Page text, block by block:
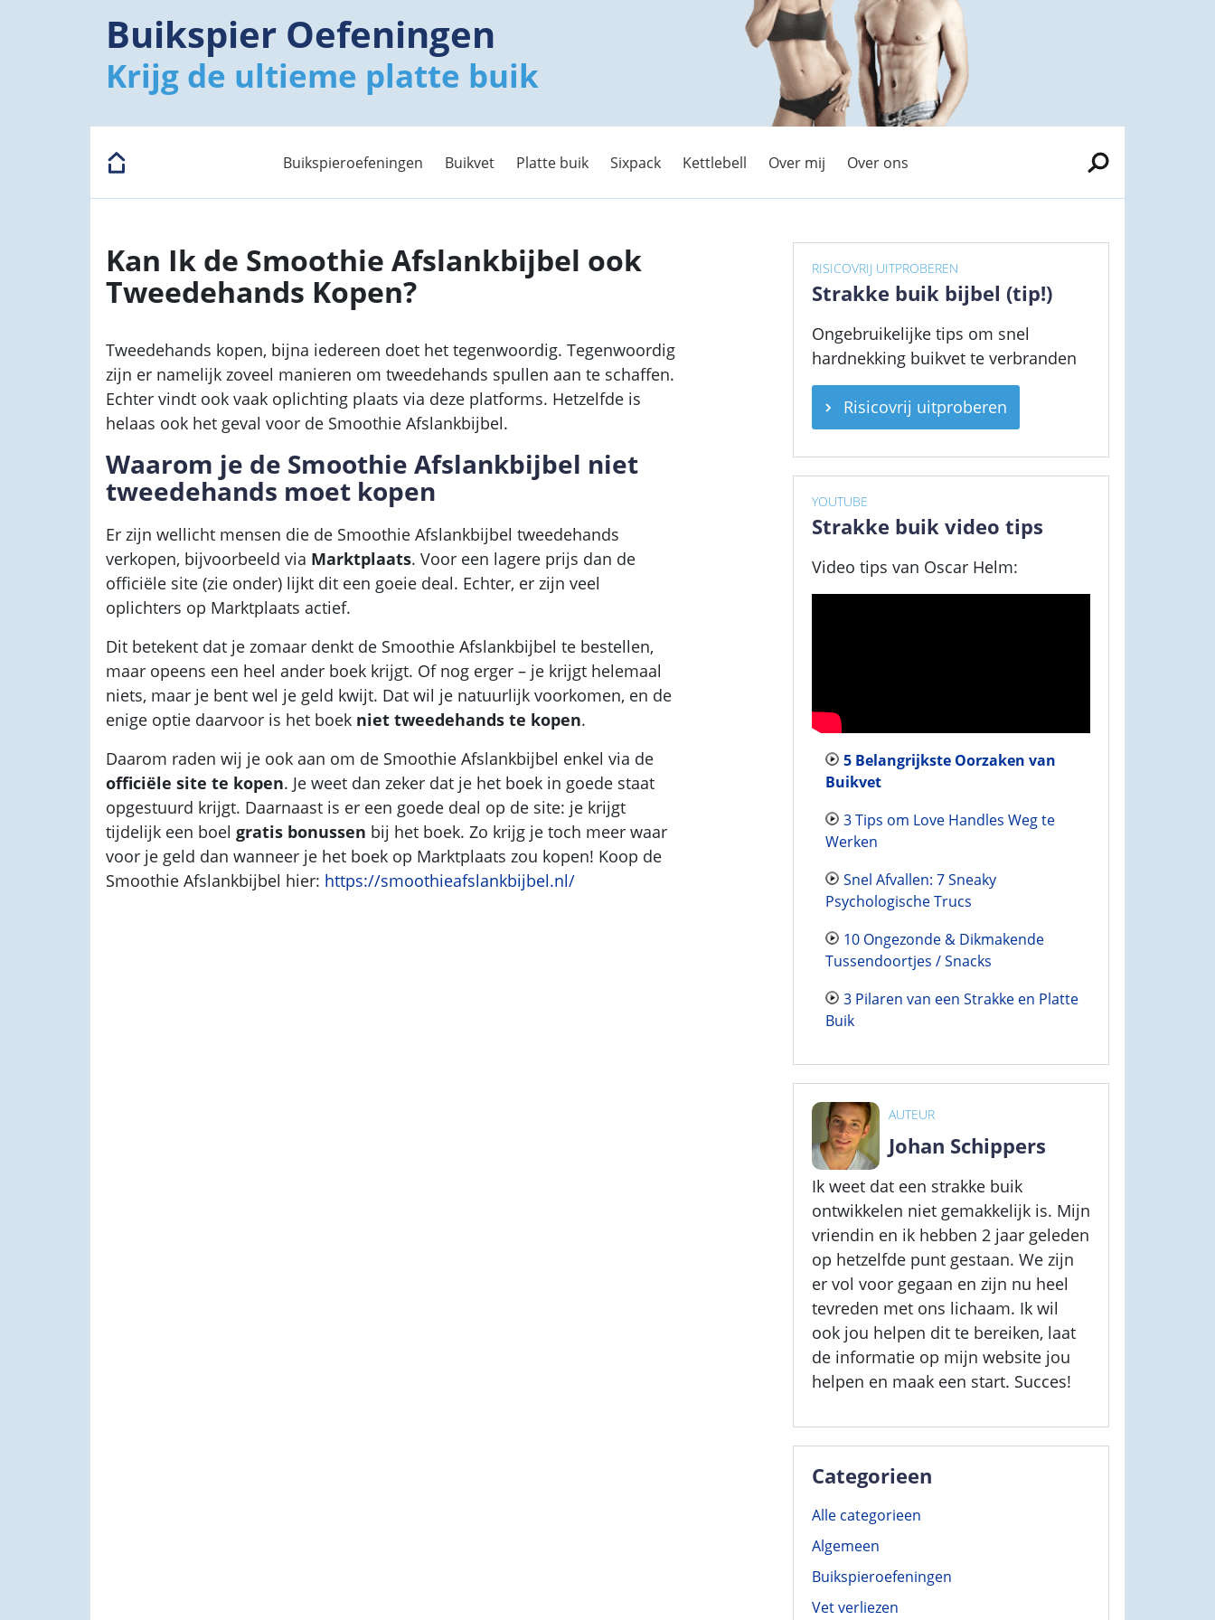
Buikspier Oefeningen
Krijg de ultieme platte buik
Buikspieroefeningen Buikvet Platte buik Sixpack Kettlebell Over mij Over ons
Kan Ik de Smoothie Afslankbijbel ook
Tweedehands Kopen?
Tweedehands kopen, bijna iedereen doet het tegenwoordig. Tegenwoordig
zijn er namelijk zoveel manieren om tweedehands spullen aan te schaffen.
Echter vindt ook vaak oplichting plaats via deze platforms. Hetzelfde is
helaas ook het geval voor de Smoothie Afslankbijbel.
Waarom je de Smoothie Afslankbijbel niet
tweedehands moet kopen
Er zijn wellicht mensen die de Smoothie Afslankbijbel tweedehands
verkopen, bijvoorbeeld via Marktplaats. Voor een lagere prijs dan de
officiële site (zie onder) lijkt dit een goeie deal. Echter, er zijn veel
oplichters op Marktplaats actief.
Dit betekent dat je zomaar denkt de Smoothie Afslankbijbel te bestellen,
maar opeens een heel ander boek krijgt. Of nog erger – je krijgt helemaal
niets, maar je bent wel je geld kwijt. Dat wil je natuurlijk voorkomen, en de
enige optie daarvoor is het boek niet tweedehands te kopen.
Daarom raden wij je ook aan om de Smoothie Afslankbijbel enkel via de
officiële site te kopen. Je weet dan zeker dat je het boek in goede staat
opgestuurd krijgt. Daarnaast is er een goede deal op de site: je krijgt
tijdelijk een boel gratis bonussen bij het boek. Zo krijg je toch meer waar
voor je geld dan wanneer je het boek op Marktplaats zou kopen! Koop de
Smoothie Afslankbijbel hier: https://smoothieafslankbijbel.nl/
RISICOVRIJ UITPROBEREN
Strakke buik bijbel (tip!)
Ongebruikelijke tips om snel
hardnekking buikvet te verbranden
Risicovrij uitproberen
YOUTUBE
Strakke buik video tips
Video tips van Oscar Helm:
5 Belangrijkste Oorzaken van
Buikvet
3 Tips om Love Handles Weg te
Werken
Snel Afvallen: 7 Sneaky
Psychologische Trucs
10 Ongezonde & Dikmakende
Tussendoortjes / Snacks
3 Pilaren van een Strakke en Platte
Buik
AUTEUR
Johan Schippers
Ik weet dat een strakke buik
ontwikkelen niet gemakkelijk is. Mijn
vriendin en ik hebben 2 jaar geleden
op hetzelfde punt gestaan. We zijn
er vol voor gegaan en zijn nu heel
tevreden met ons lichaam. Ik wil
ook jou helpen dit te bereiken, laat
de informatie op mijn website jou
helpen en maak een start. Succes!
Categorieen
Alle categorieen
Algemeen
Buikspieroefeningen
Vet verliezen